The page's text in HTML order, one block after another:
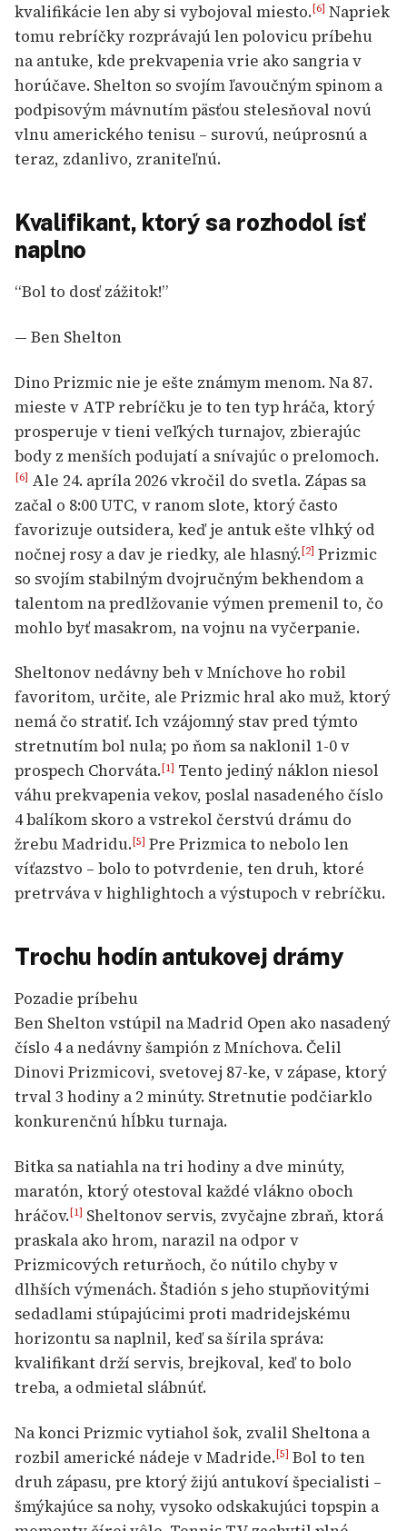
kvalifikácie len aby si vybojoval miesto.[6] Napriek
tomu rebríčky rozprávajú len polovicu príbehu
na antuke, kde prekvapenia vrie ako sangria v
horúčave. Shelton so svojím ľavoučným spinom a
podpisovým mávnutím päsťou stelesňoval novú
vlnu amerického tenisu – surovú, neúprosnú a
teraz, zdanlivo, zraniteľnú.
Kvalifikant, ktorý sa rozhodol ísť
naplno
“Bol to dosť zážitok!”
— Ben Shelton
Dino Prizmic nie je ešte známym menom. Na 87.
mieste v ATP rebríčku je to ten typ hráča, ktorý
prosperuje v tieni veľkých turnajov, zbierajúc
body z menších podujatí a snívajúc o prelomoch.
[6] Ale 24. apríla 2026 vkročil do svetla. Zápas sa
začal o 8:00 UTC, v ranom slote, ktorý často
favorizuje outsidera, keď je antuk ešte vlhký od
nočnej rosy a dav je riedky, ale hlasný.[2] Prizmic
so svojím stabilným dvojručným bekhendom a
talentom na predlžovanie výmen premenil to, čo
mohlo byť masakrom, na vojnu na vyčerpanie.
Sheltonov nedávny beh v Mníchove ho robil
favoritom, určite, ale Prizmic hral ako muž, ktorý
nemá čo stratiť. Ich vzájomný stav pred týmto
stretnutím bol nula; po ňom sa naklonil 1-0 v
prospech Chorváta.[1] Tento jediný náklon niesol
váhu prekvapenia vekov, poslal nasadeného číslo
4 balíkom skoro a vstrekol čerstvú drámu do
žrebu Madridu.[5] Pre Prizmica to nebolo len
víťazstvo – bolo to potvrdenie, ten druh, ktoré
pretrváva v highlightoch a výstupoch v rebríčku.
Trochu hodín antukovej drámy
Pozadie príbehu
Ben Shelton vstúpil na Madrid Open ako nasadený
číslo 4 a nedávny šampión z Mníchova. Čelil
Dinovi Prizmicovi, svetovej 87-ke, v zápase, ktorý
trval 3 hodiny a 2 minúty. Stretnutie podčiarklo
konkurenčnú hĺbku turnaja.
Bitka sa natiahla na tri hodiny a dve minúty,
maratón, ktorý otestoval každé vlákno oboch
hráčov.[1] Sheltonov servis, zvyčajne zbraň, ktorá
praskala ako hrom, narazil na odpor v
Prizmicových returňoch, čo nútilo chyby v
dlhších výmenách. Štadión s jeho stupňovitými
sedadlami stúpajúcimi proti madridejskému
horizontu sa naplnil, keď sa šírila správa:
kvalifikant drží servis, brejkoval, keď to bolo
treba, a odmietal slábnúť.
Na konci Prizmic vytiahol šok, zvalil Sheltona a
rozbil americké nádeje v Madride.[5] Bol to ten
druh zápasu, pre ktorý žijú antukoví špecialisti –
šmýkajúce sa nohy, vysoko odskakujúci topspin a